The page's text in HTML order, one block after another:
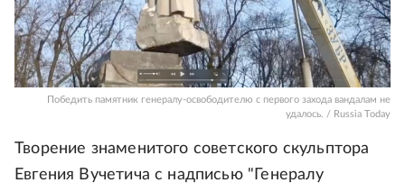
Победить памятник генералу-освободителю с первого захода вандалам не
удалось. / Russia Today
Творение знаменитого советского скульптора
Евгения Вучетича с надписью "Генералу